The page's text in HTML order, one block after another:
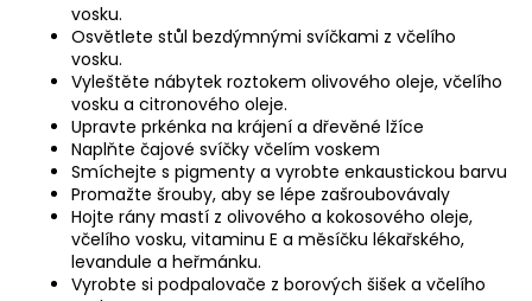
vosku.
Osvětlete stůl bezdýmnými svíčkami z včelího
vosku.
Vyleštěte nábytek roztokem olivového oleje, včelího
vosku a citronového oleje.
Upravte prkénka na krájení a dřevěné lžíce
Naplňte čajové svíčky včelím voskem
Smíchejte s pigmenty a vyrobte enkaustickou barvu
Promažte šrouby, aby se lépe zašroubovávaly
Hojte rány mastí z olivového a kokosového oleje,
včelího vosku, vitaminu E a měsíčku lékařského,
levandule a heřmánku.
Vyrobte si podpalovače z borových šišek a včelího